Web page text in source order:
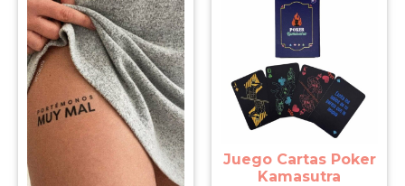
Juego Cartas Poker
Kamasutra